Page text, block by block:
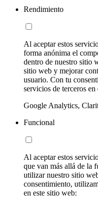
Rendimiento
Al aceptar estos
forma anónima el
dentro de nuestro sitio
sitio web y mejorar
usuario. Con tu
servicios de terceros
Google Analytics,
Funcional
Al aceptar estos
que van más allá de la
utilizar nuestro sitio
consentimiento,
en este sitio web: